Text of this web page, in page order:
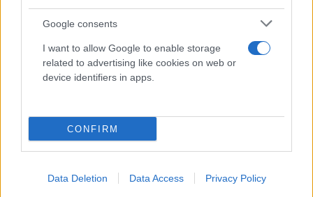
Google consents
I want to allow Google to enable storage
related to advertising like cookies on web or
device identifiers in apps.
CONFIRM
Data Deletion Data Access Privacy Policy
Chiamaci per
una consulenza gratuita
Chiama ora